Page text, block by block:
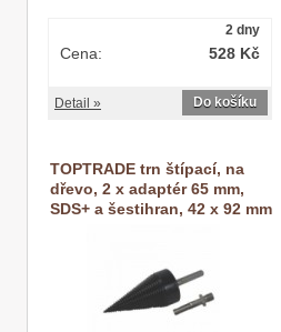
2 dny
528 Kč
Cena:
Do košíku
Detail »
TOPTRADE trn štípací, na
dřevo, 2 x adaptér 65 mm,
SDS+ a šestihran, 42 x 92 mm